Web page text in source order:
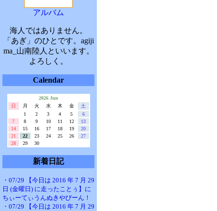
アルバム
海人ではありません。
「あぎ」のひとです。agiji
ma_山南陸人といいます。
よろしく。
Calendar
2026 Jun
日
月 火 水 木 金
土
1
2 3 4 5
6
7
8 9 10 11 12
13
14
15 16 17 18 19
20
21
22 23 24 25 26
27
28
29 30
新着日記
・07/29 【今日は 2016 年 7 月 29
日 (金曜日) に走ったことぅ】に
ちぃーてぃうんぬきやびーん！
・07/29 【今日は 2016 年 7 月 29